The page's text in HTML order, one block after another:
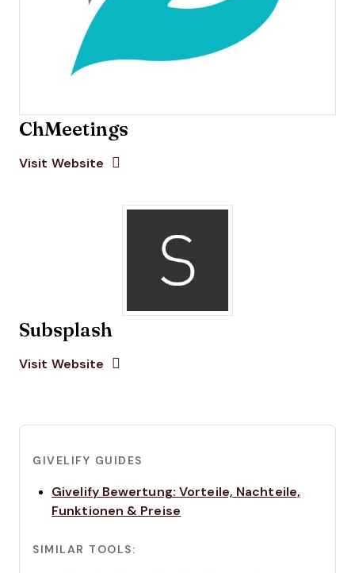
ChMeetings
Visit Website Opens New Window
Subsplash
Visit Website Opens New Window
GIVELIFY GUIDES
Givelify Bewertung: Vorteile, Nachteile,
Funktionen & PreiseOpens new window
SIMILAR TOOLS: